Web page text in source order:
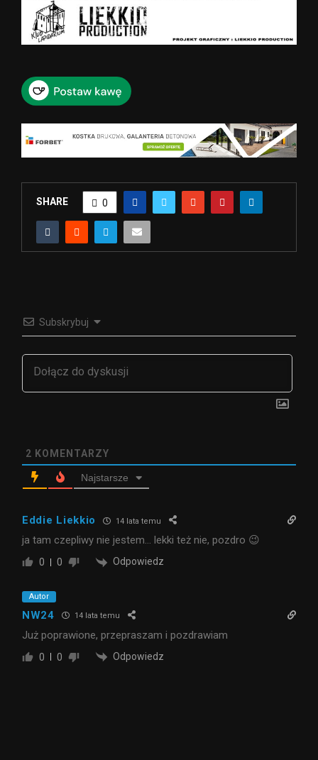
SHARE 0
Subskrybuj
2 KOMENTARZY
Najstarsze
Eddie Liekkio 14 lata temu
ja tam czepliwy nie jestem… lekki też nie, pozdro 😉
0 0 Odpowiedz
Autor
NW24 14 lata temu
Już poprawione, przepraszam i pozdrawiam
0 0 Odpowiedz